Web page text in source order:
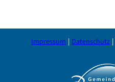
Impressum Datenschutz